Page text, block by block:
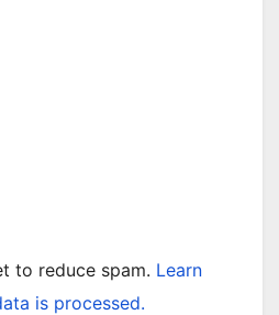
to reduce spam. Learn
is processed.